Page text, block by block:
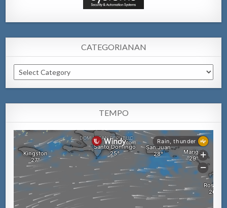
CATEGORIANAN
Categorianan
TEMPO